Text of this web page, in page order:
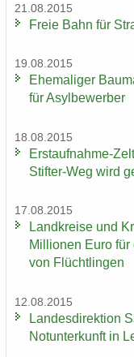
21.08.2015
Freie Bahn für
19.08.2015
Ehe­ma­li­ger
für Asyl­be­wer­ber
18.08.2015
Erstaufnahme-​
Stifter-Weg wird
17.08.2015
Land­krei­se und
Mil­lio­nen Euro
von Flücht­lin­gen
12.08.2015
Lan­des­di­rek­ti­on
Notunterkunft in